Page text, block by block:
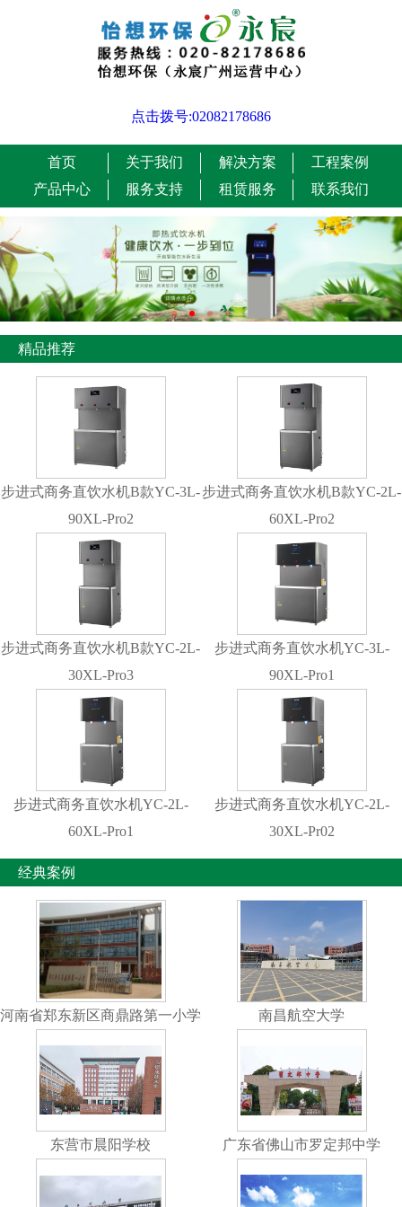
点击拨号:02082178686
首页 关于我们 解决方案
工程案例
产品中心
服务支持 租赁服务 联系我们
精品推荐
步进式商务直饮水机B款YC-3L-
90XL-Pro2
步进式商务直饮水机B款YC-2L-
60XL-Pro2
步进式商务直饮水机B款YC-2L-
30XL-Pro3
步进式商务直饮水机YC-3L-
90XL-Pro1
步进式商务直饮水机YC-2L-
60XL-Pro1
步进式商务直饮水机YC-2L-
30XL-Pr02
经典案例
河南省郑东新区商鼎路第一小学 南昌航空大学
东营市晨阳学校 广东省佛山市罗定邦中学